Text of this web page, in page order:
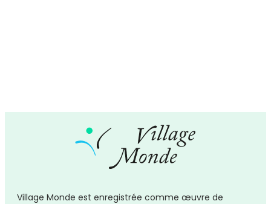
Village Monde est enregistrée comme œuvre de